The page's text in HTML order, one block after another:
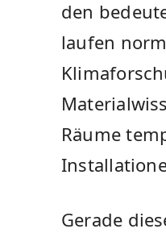
den
laufen
Räume
Gerade